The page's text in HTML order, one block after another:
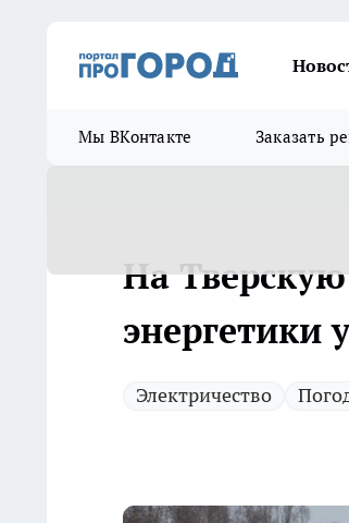
Мы ВКонтакте Заказать
На Тверскую
энергетики
Электричество